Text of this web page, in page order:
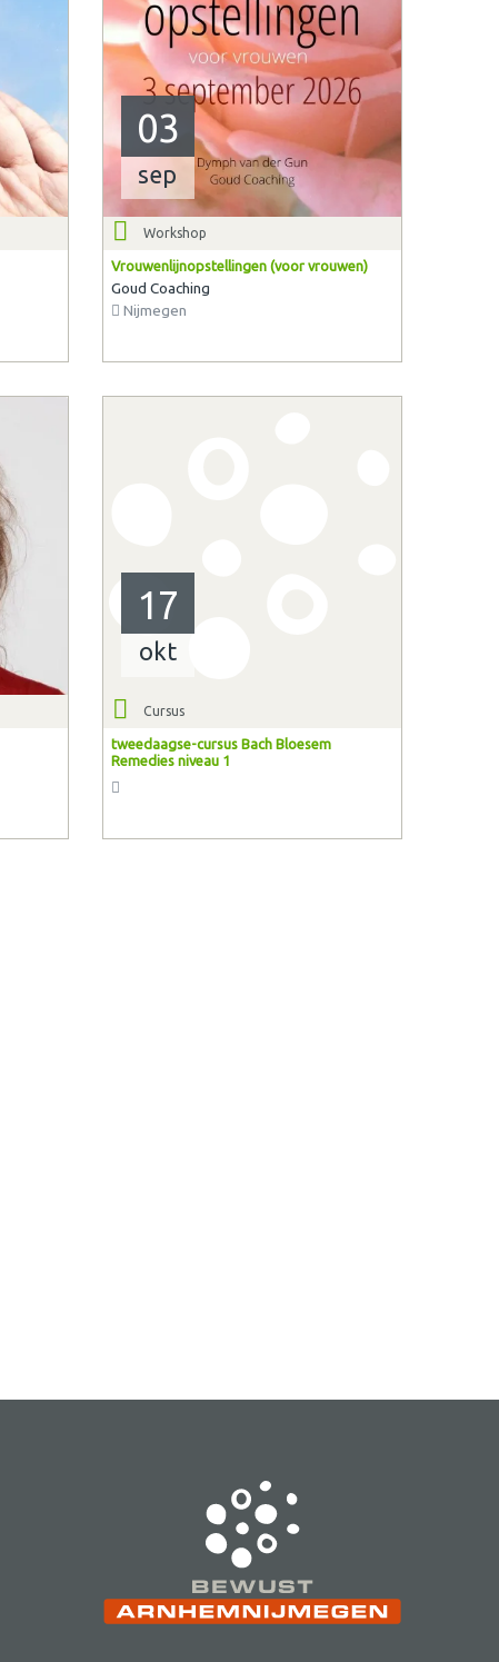
03
sep
Workshop
Vrouwenlijnopstellingen (voor vrouwen)
Goud Coaching
Nijmegen
17
okt
Cursus
tweedaagse-cursus Bach Bloesem
Remedies niveau 1